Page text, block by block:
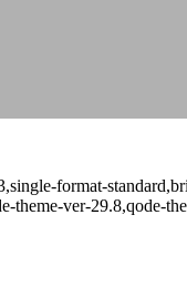
format-
theme-ver-29.8,qode-